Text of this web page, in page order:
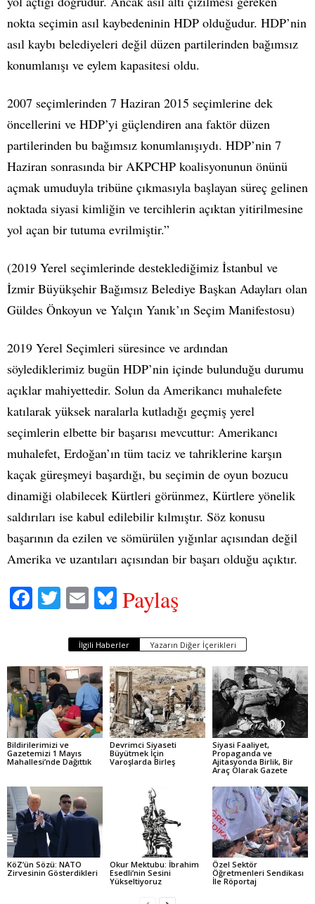
nokta seçimin asıl kaybedeninin HDP olduğudur. HDP’nin
asıl kaybı belediyeleri değil düzen partilerinden bağımsız
konumlanışı ve eylem kapasitesi oldu.
2007 seçimlerinden 7 Haziran 2015 seçimlerine dek
öncellerini ve HDP’yi güçlendiren ana faktör düzen
partilerinden bu bağımsız konumlanışıydı. HDP’nin 7
Haziran sonrasında bir AKPCHP koalisyonunun önünü
açmak umuduyla tribüne çıkmasıyla başlayan süreç gelinen
noktada siyasi kimliğin ve tercihlerin açıktan yitirilmesine
yol açan bir tutuma evrilmiştir.”
(2019 Yerel seçimlerinde desteklediğimiz İstanbul ve
İzmir Büyükşehir Bağımsız Belediye Başkan Adayları olan
Güldes Önkoyun ve Yalçın Yanık’ın Seçim Manifestosu)
2019 Yerel Seçimleri süresince ve ardından
söylediklerimiz bugün HDP’nin içinde bulunduğu durumu
açıklar mahiyettedir. Solun da Amerikancı muhalefete
katılarak yüksek naralarla kutladığı geçmiş yerel
seçimlerin elbette bir başarısı mevcuttur: Amerikancı
muhalefet, Erdoğan’ın tüm taciz ve tahriklerine karşın
kaçak güreşmeyi başardığı, bu seçimin de oyun bozucu
dinamiği olabilecek Kürtleri görünmez, Kürtlere yönelik
saldırıları ise kabul edilebilir kılmıştır. Söz konusu
başarının da ezilen ve sömürülen yığınlar açısından değil
Amerika ve uzantıları açısından bir başarı olduğu açıktır.
Fa
ok
T
tte
r
E
ail
Bl
sk
y
Paylaş
İlgili Haberler Yazarın Diğer İçerikleri
Bildirilerimizi ve
Gazetemizi 1 Mayıs
Mahallesi’nde Dağıttık
Devrimci Siyaseti
Büyütmek İçin
Varoşlarda Birleş
Siyasi Faaliyet,
Propaganda ve
Ajitasyonda Birlik, Bir
Araç Olarak Gazete
KöZ’ün Sözü: NATO
Zirvesinin Gösterdikleri
Okur Mektubu: İbrahim
Esedli’nin Sesini
Yükseltiyoruz
Özel Sektör
Öğretmenleri Sendikası
İle Röportaj